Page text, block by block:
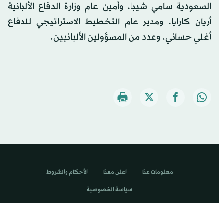
السعودية سامي شيبا، وأمين عام وزارة الدفاع الألبانية
أريان كارايا، ومدير عام التخطيط الاستراتيجي للدفاع
أغلي حساني، وعدد من المسؤولين الألبانيين.
معلومات عنا اعلن معنا الأحكام والشروط
سياسة الخصوصية